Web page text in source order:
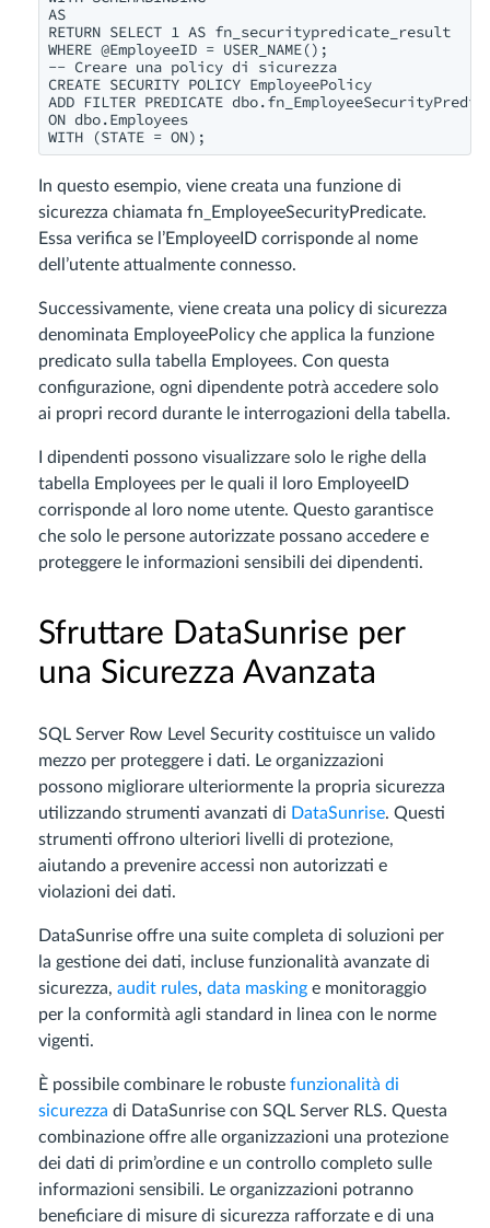
AS
RETURN SELECT 1 AS fn_securitypredicate_result
WHERE @EmployeeID = USER_NAME();
-- Creare una policy di sicurezza
CREATE SECURITY POLICY EmployeePolicy
ADD FILTER PREDICATE
ON dbo.Employees
In questo esempio, viene creata una funzione di
sicurezza chiamata fn_EmployeeSecurityPredicate.
Essa verifica se l’EmployeeID corrisponde al nome
dell’utente attualmente connesso.
Successivamente, viene creata una policy di sicurezza
denominata EmployeePolicy che applica la funzione
predicato sulla tabella Employees. Con questa
configurazione, ogni dipendente potrà accedere solo
ai propri record durante le interrogazioni della tabella.
I dipendenti possono visualizzare solo le righe della
tabella Employees per le quali il loro EmployeeID
corrisponde al loro nome utente. Questo garantisce
che solo le persone autorizzate possano accedere e
proteggere le informazioni sensibili dei dipendenti.
Sfruttare DataSunrise per
una Sicurezza Avanzata
SQL Server Row Level Security costituisce un valido
mezzo per proteggere i dati. Le organizzazioni
possono migliorare ulteriormente la propria sicurezza
utilizzando strumenti avanzati di DataSunrise. Questi
strumenti offrono ulteriori livelli di protezione,
aiutando a prevenire accessi non autorizzati e
violazioni dei dati.
DataSunrise offre una suite completa di soluzioni per
la gestione dei dati, incluse funzionalità avanzate di
sicurezza, audit rules, data masking e monitoraggio
per la conformità agli standard in linea con le norme
vigenti.
È possibile combinare le robuste funzionalità di
sicurezza di DataSunrise con SQL Server RLS. Questa
combinazione offre alle organizzazioni una protezione
dei dati di prim’ordine e un controllo completo sulle
informazioni sensibili. Le organizzazioni potranno
beneficiare di misure di sicurezza rafforzate e di una